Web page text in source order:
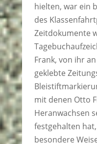
hielten, war ein
des
Zeitdokumente
Frank, von ihr
geklebte
mit denen Otto
Heranwachsen
festgehalten
besondere